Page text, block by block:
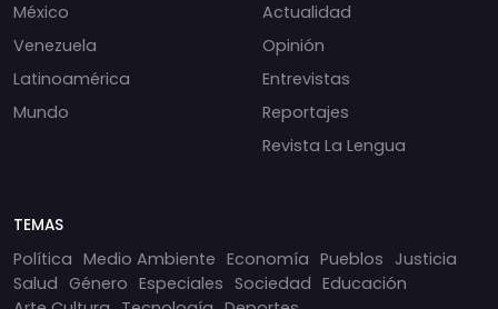
México
Venezuela
Latinoamérica
Mundo
Actualidad
Opinión
Entrevistas
Reportajes
Revista La Lengua
TEMAS
Política Medio Ambiente Economía Pueblos Justicia
Salud Género Especiales Sociedad Educación